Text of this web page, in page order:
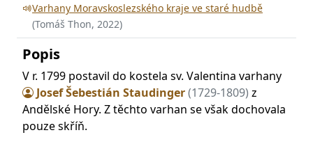
Varhany Moravskoslezského kraje ve staré hudbě
(Tomáš Thon, 2022)
Popis
V r. 1799 postavil do kostela sv. Valentina varhany
Josef Šebestián Staudinger(1729-1809) z
Andělské Hory. Z těchto varhan se však dochovala
pouze skříň.